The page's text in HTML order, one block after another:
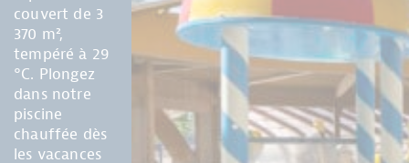
couvert de 3
370 m²,
tempéré à 29
°C. Plongez
dans notre
piscine
chauffée dès
les vacances